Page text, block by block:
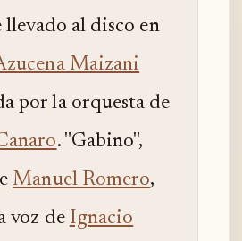
llevado al disco en
Maizani
por la orquesta de
. "Gabino",
Manuel Romero,
voz de Ignacio